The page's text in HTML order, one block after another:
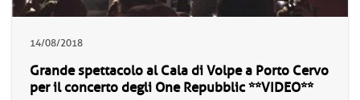
14/08/2018
Grande spettacolo al Cala di Volpe a Porto Cervo
per il concerto degli One Repubblic **VIDEO**